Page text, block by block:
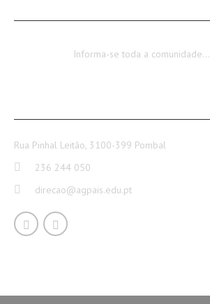
Informa-se toda a comunidade…
Rua Pinhal Leitão, 3100-399 Pombal
236 244 050
direcao@agpais.edu.pt